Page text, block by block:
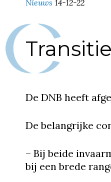
Nieuws 14-12-22
De DNB heeft
De belangrijke
– Bij beide
bij een brede